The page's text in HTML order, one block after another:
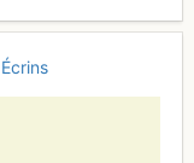
Écrins